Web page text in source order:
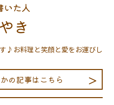
いた人
き
お料理と笑顔と愛をお運びし
の記事はこちら